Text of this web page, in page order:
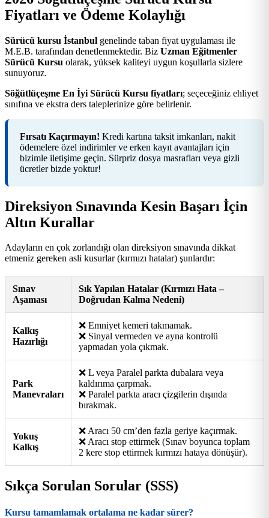
Fiyatları ve Ödeme Kolaylığı
Sürücü kursu İstanbul genelinde taban fiyat uygulaması ile
M.E.B. tarafından denetlenmektedir. Biz Uzman Eğitmenler
Sürücü Kursu olarak, yüksek kaliteyi uygun koşullarla sizlere
sunuyoruz.
Söğütlüçeşme En İyi Sürücü Kursu fiyatları; seçeceğiniz ehliyet
sınıfına ve ekstra ders taleplerinize göre belirlenir.
Fırsatı Kaçırmayın! Kredi kartına taksit imkanları, nakit
ödemelere özel indirimler ve erken kayıt avantajları için
bizimle iletişime geçin. Sürpriz dosya masrafları veya gizli
ücretler bizde yoktur!
Direksiyon Sınavında Kesin Başarı İçin
Altın Kurallar
Adayların en çok zorlandığı olan direksiyon sınavında dikkat
etmeniz gereken asli kusurlar (kırmızı hatalar) şunlardır:
Sınav
Aşaması
Sık Yapılan Hatalar (Kırmızı Hata –
Doğrudan Kalma Nedeni)
Kalkış
Hazırlığı
❌ Emniyet kemeri takmamak.
❌ Sinyal vermeden ve ayna kontrolü
yapmadan yola çıkmak.
Park
Manevraları
❌ L veya Paralel parkta dubalara veya
kaldırıma çarpmak.
❌ Paralel parkta aracı çizgilerin dışında
bırakmak.
Yokuş
Kalkış
❌ Aracı 50 cm’den fazla geriye kaçırmak.
❌ Aracı stop ettirmek (Sınav boyunca toplam
2 kere stop ettirmek kırmızı hataya dönüşür).
Sıkça Sorulan Sorular (SSS)
Kursu tamamlamak ortalama ne kadar sürer?